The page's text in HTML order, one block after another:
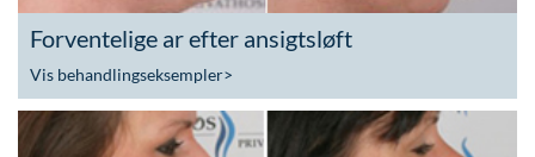
Forventelige ar efter ansigtsløft
Vis behandlingseksempler>